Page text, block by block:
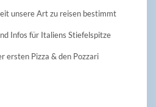
unsere Art zu reisen bestimmt
Infos für Italiens Stiefelspitze
ersten Pizza & den Pozzari